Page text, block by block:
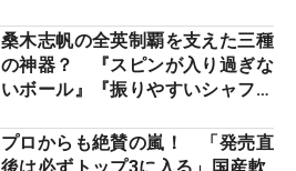
桑木志帆の全英制覇を支えた三種
の神器？ 『スピンが入り過ぎな
いボール』『振りやすいシャフ
ー』 #女子プロセッティング
プロからも絶賛の嵐！ 「発売直